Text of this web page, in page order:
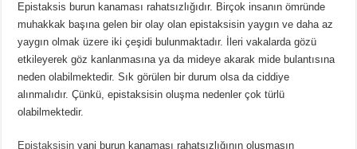
Epistaksis burun kanaması rahatsızlığıdır. Birçok insanın ömründe
muhakkak başına gelen bir olay olan epistaksisin yaygın ve daha az
yaygın olmak üzere iki çeşidi bulunmaktadır. İleri vakalarda gözü
etkileyerek göz kanlanmasına ya da mideye akarak mide bulantısına
neden olabilmektedir. Sık görülen bir durum olsa da ciddiye
alınmalıdır. Çünkü, epistaksisin oluşma nedenler çok türlü
olabilmektedir.
Epistaksisin yani burun kanaması rahatsızlığının oluşmasın